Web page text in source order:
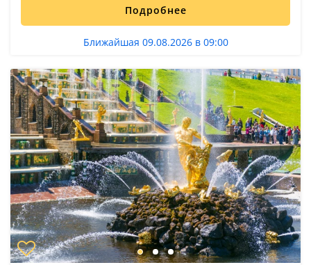
Подробнее
Ближайшая 09.08.2026 в 09:00